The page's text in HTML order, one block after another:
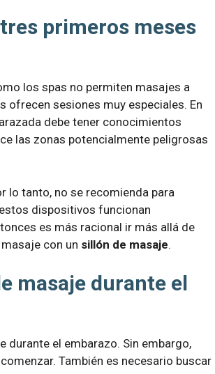
primeros meses
los spas no permiten masajes a
ofrecen sesiones muy especiales. En
debe tener conocimientos
las zonas potencialmente peligrosas
lo tanto, no se recomienda para
dispositivos funcionan
es más racional ir más allá de
con un sillón de masaje.
masaje durante el
durante el embarazo. Sin embargo,
También es necesario buscar